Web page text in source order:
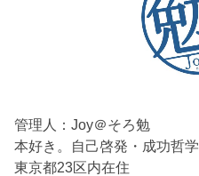
管理人：Joy＠そろ勉
本好き。自己啓発・成功哲
東京都23区内在住